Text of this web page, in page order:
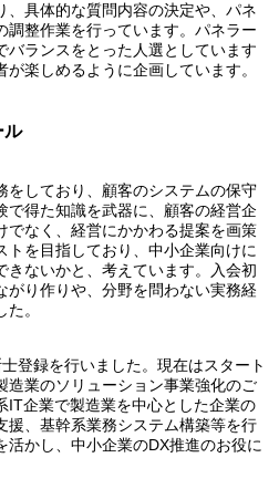
、具体的な質問内容の決定や、パネ
調整作業を行っています。パネラー
バランスをとった人選としています
楽しめるように企画しています。
ル
をしており、顧客のシステムの保守
で得た知識を武器に、顧客の経営企
でなく、経営にかかわる提案を画策
を目指しており、中小企業向けに
きないかと、考えています。入会初
がり作りや、分野を問わない実務経
。
登録を行いました。現在はスタート
造業のソリューション事業強化のご
IT企業で製造業を中心とした企業の
援、基幹系業務システム構築等を行
活かし、中小企業のDX推進のお役に